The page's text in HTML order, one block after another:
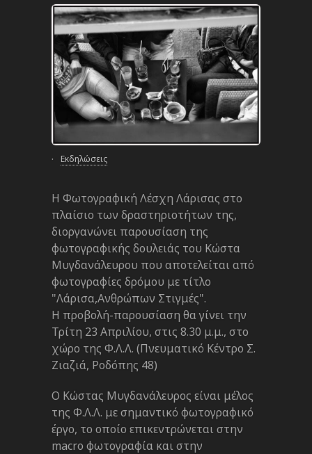
· Εκδηλώσεις
Η Φωτογραφική Λέσχη Λάρισας στο
πλαίσιο των δραστηριοτήτων της,
διοργανώνει παρουσίαση της
φωτογραφικής δουλειάς του Κώστα
Μυγδανάλευρου που αποτελείται από
φωτογραφίες δρόμου με τίτλο
"Λάρισα,Ανθρώπων Στιγμές".
Η προβολή-παρουσίαση θα γίνει την
Τρίτη 23 Απριλίου, στις 8.30 μ.μ., στο
χώρο της Φ.Λ.Λ. (Πνευματικό Κέντρο Σ.
Ζιαζιά, Ροδόπης 48)
Ο Κώστας Μυγδανάλευρος είναι μέλος
της Φ.Λ.Λ. με σημαντικό φωτογραφικό
έργο, το οποίο επικεντρώνεται στην
macro φωτογραφία και στην